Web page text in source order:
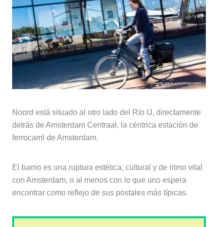
Noord está situado al otro lado del Río IJ, directamente
detrás de Amsterdam Centraal, la céntrica estación de
ferrocarril de Amsterdam.
El barrio es una ruptura estética, cultural y de ritmo vital
con Amsterdam, o al menos con lo que uno espera
encontrar como reflejo de sus postales más típicas.